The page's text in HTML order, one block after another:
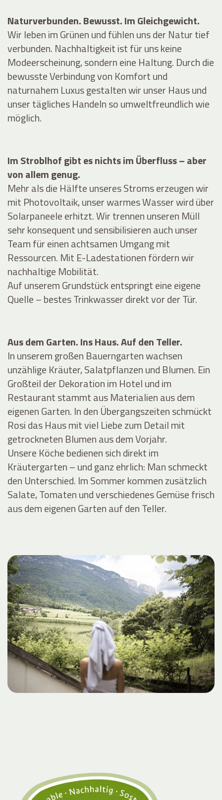
Naturverbunden. Bewusst. Im Gleichgewicht.
Wir leben im Grünen und fühlen uns der Natur tief
verbunden. Nachhaltigkeit ist für uns keine
Modeerscheinung, sondern eine Haltung. Durch die
bewusste Verbindung von Komfort und
naturnahem Luxus gestalten wir unser Haus und
unser tägliches Handeln so umweltfreundlich wie
möglich.
Im Stroblhof gibt es nichts im Überfluss – aber
von allem genug.
Mehr als die Hälfte unseres Stroms erzeugen wir
mit Photovoltaik, unser warmes Wasser wird über
Solarpaneele erhitzt. Wir trennen unseren Müll
sehr konsequent und sensibilisieren auch unser
Team für einen achtsamen Umgang mit
Ressourcen. Mit E-Ladestationen fördern wir
nachhaltige Mobilität.
Auf unserem Grundstück entspringt eine eigene
Quelle – bestes Trinkwasser direkt vor der Tür.
Aus dem Garten. Ins Haus. Auf den Teller.
In unserem großen Bauerngarten wachsen
unzählige Kräuter, Salatpflanzen und Blumen. Ein
Großteil der Dekoration im Hotel und im
Restaurant stammt aus Materialien aus dem
eigenen Garten. In den Übergangszeiten schmückt
Rosi das Haus mit viel Liebe zum Detail mit
getrockneten Blumen aus dem Vorjahr.
Unsere Köche bedienen sich direkt im
Kräutergarten – und ganz ehrlich: Man schmeckt
den Unterschied. Im Sommer kommen zusätzlich
Salate, Tomaten und verschiedenes Gemüse frisch
aus dem eigenen Garten auf den Teller.